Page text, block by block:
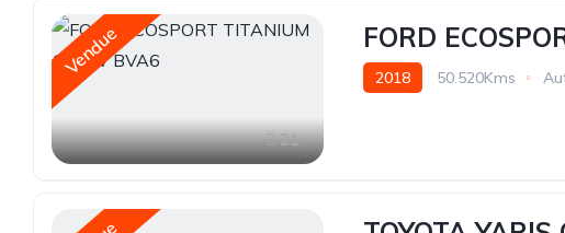
Vendue
21
FORD
2018 50.520Kms